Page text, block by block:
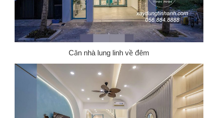
Căn nhà lung linh về đêm